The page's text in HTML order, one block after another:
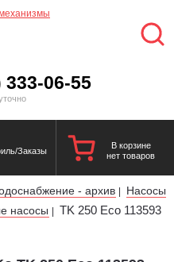
333-06-55
Заказы
В корзине
нет товаров
- архив |
Насосы
насосы | TK 250 Eco 113593